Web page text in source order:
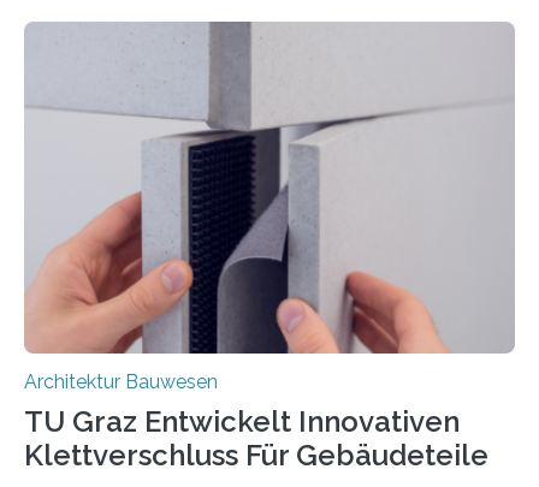
Ziel ist es, die Einsatzmöglichkeiten dieses innovativen
sicherem und nachhaltigem Bauen zu leisten.
Textilbeton ist ein moderner Verbundwerkstoff, der aus
einer feinkörnigen Betonmatrix und einer textilen
Bewehrung besteht – meist aus Carbon-, Glas- oder
Basaltfasern. Anders als herkömmlicher Stahlbeton, bei
dem Stahlstäbe zur…
Architektur Bauwesen
TU Graz Entwickelt Innovativen
Klettverschluss Für Gebäudeteile